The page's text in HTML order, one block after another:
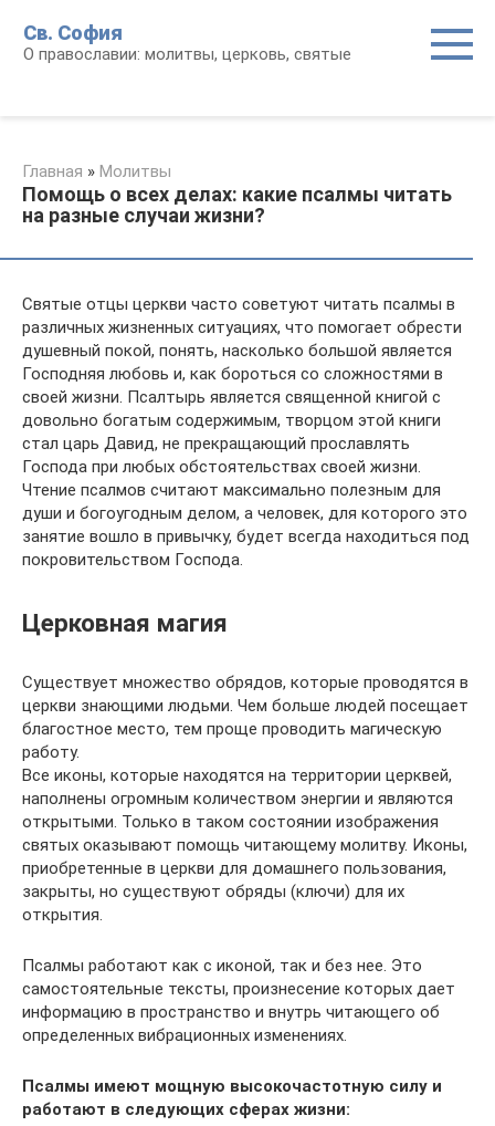
контенту
Св. София
О православии: молитвы, церковь, святые
Главная » Молитвы
Помощь о всех делах: какие псалмы читать
на разные случаи жизни?
Святые отцы церкви часто советуют читать псалмы в
различных жизненных ситуациях, что помогает обрести
душевный покой, понять, насколько большой является
Господняя любовь и, как бороться со сложностями в
своей жизни. Псалтырь является священной книгой с
довольно богатым содержимым, творцом этой книги
стал царь Давид, не прекращающий прославлять
Господа при любых обстоятельствах своей жизни.
Чтение псалмов считают максимально полезным для
души и богоугодным делом, а человек, для которого это
занятие вошло в привычку, будет всегда находиться под
покровительством Господа.
Церковная магия
Существует множество обрядов, которые проводятся в
церкви знающими людьми. Чем больше людей посещает
благостное место, тем проще проводить магическую
работу.
Все иконы, которые находятся на территории церквей,
наполнены огромным количеством энергии и являются
открытыми. Только в таком состоянии изображения
святых оказывают помощь читающему молитву. Иконы,
приобретенные в церкви для домашнего пользования,
закрыты, но существуют обряды (ключи) для их
открытия.
Псалмы работают как с иконой, так и без нее. Это
самостоятельные тексты, произнесение которых дает
информацию в пространство и внутрь читающего об
определенных вибрационных изменениях.
Псалмы имеют мощную высокочастотную силу и
работают в следующих сферах жизни: